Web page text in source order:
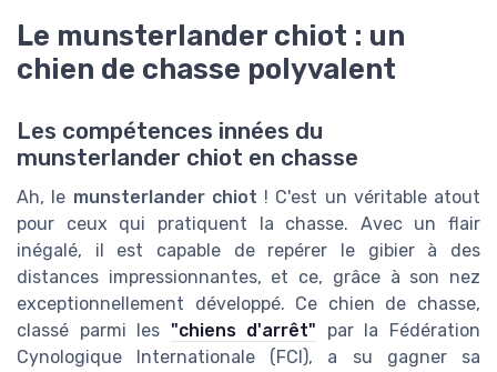
Le munsterlander chiot : un
chien de chasse polyvalent
Les compétences innées du
munsterlander chiot en chasse
Ah, le munsterlander chiot ! C'est un véritable atout
pour ceux qui pratiquent la chasse. Avec un flair
inégalé, il est capable de repérer le gibier à des
distances impressionnantes, et ce, grâce à son nez
exceptionnellement développé. Ce chien de chasse,
classé parmi les "chiens d'arrêt" par la Fédération
Cynologique Internationale (FCI), a su gagner sa